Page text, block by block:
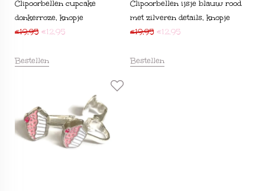
Clipoorbellen cupcake
donkerroze, knopje
€19,95 €12,95
Bestellen
Clipoorbellen ijsje blauw rood
met zilveren details, knopje
€19,95 €12,95
Bestellen